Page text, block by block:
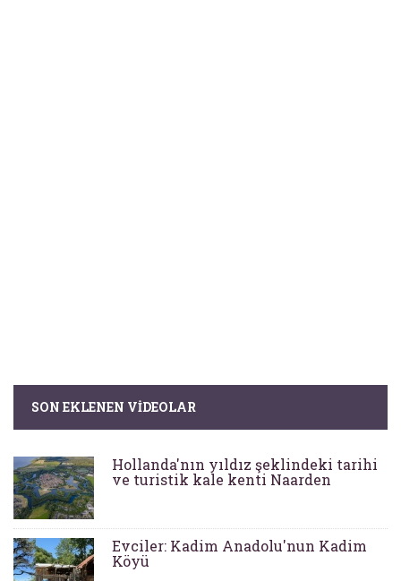
SON EKLENEN VIDEOLAR
Hollanda'nın yıldız şeklindeki tarihi
ve turistik kale kenti Naarden
Evciler: Kadim Anadolu'nun Kadim
Köyü